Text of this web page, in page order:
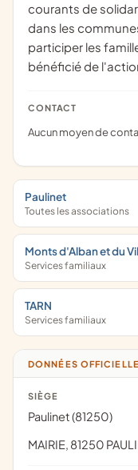
courants de
dans les
participer les
bénéficié de
CONTACT
Aucun moyen de
Paulinet
Toutes les associations
Monts d'Alban et du
Services familiaux
TARN
Services familiaux
DONNÉES
SIÈGE
Paulinet (81250)
MAIRIE, 81250